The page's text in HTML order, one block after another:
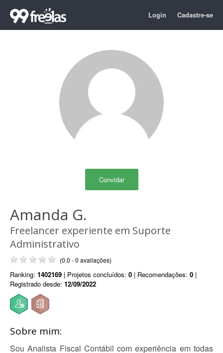
Login Cadastre-se
Convidar
Amanda G.
Freelancer experiente em Suporte
Administrativo
(0.0 - 0 avaliações)
Ranking: 1402169 | Projetos concluídos: 0 | Recomendações: 0 |
Registrado desde: 12/09/2022
Sobre mim:
Sou Analista Fiscal Contábil com experiência em todas